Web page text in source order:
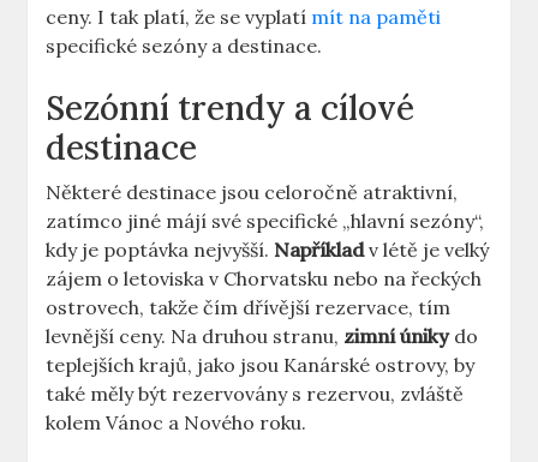
ceny. I tak platí, že se vyplatí mít na paměti
specifické sezóny a destinace.
Sezónní trendy a cílové
destinace
Některé destinace jsou celoročně atraktivní,
zatímco jiné májí své specifické „hlavní sezóny“,
kdy je poptávka nejvyšší. Napříkladv létě je velký
zájem o letoviska v Chorvatsku nebo na řeckých
ostrovech, takže čím dřívější rezervace, tím
levnější ceny. Na druhou stranu, zimní únikydo
teplejších krajů, jako jsou Kanárské ostrovy, by
také měly být rezervovány s rezervou, zvláště
kolem Vánoc a Nového roku.